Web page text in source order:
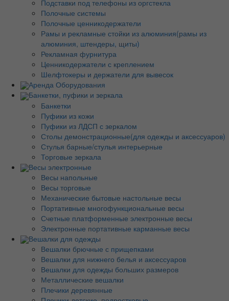
Подставки под телефоны из оргстекла
Полочные системы
Полочные ценникодержатели
Рамы и рекламные стойки из алюминия(рамы из
алюминия, штендеры, щиты)
Рекламная фурнитура
Ценникодержатели с креплением
Шелфтокеры и держатели для вывесок
Аренда Оборудования
Банкетки, пуфики и зеркала
Банкетки
Пуфики из кожи
Пуфики из ЛДСП с зеркалом
Столы демонстрационные(для одежды и аксессуаров)
Стулья барные/стулья интерьерные
Торговые зеркала
Весы электронные
Весы напольные
Весы торговые
Механические бытовые настольные весы
Портативные многофункциональные весы
Счетные платформенные электронные весы
Электронные портативные карманные весы
Вешалки для одежды
Вешалки брючные с прищепками
Вешалки для нижнего белья и аксессуаров
Вешалки для одежды больших размеров
Металлические вешалки
Плечики деревянные